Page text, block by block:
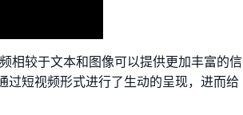
相较于文本和图像可以提供更加丰富的信
过短视频形式进行了生动的呈现，进而给